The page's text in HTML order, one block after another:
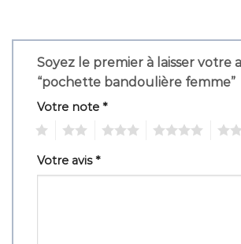
Soyez le premier à laisser votre
“pochette bandoulière femme”
Votre note *
Votre avis*